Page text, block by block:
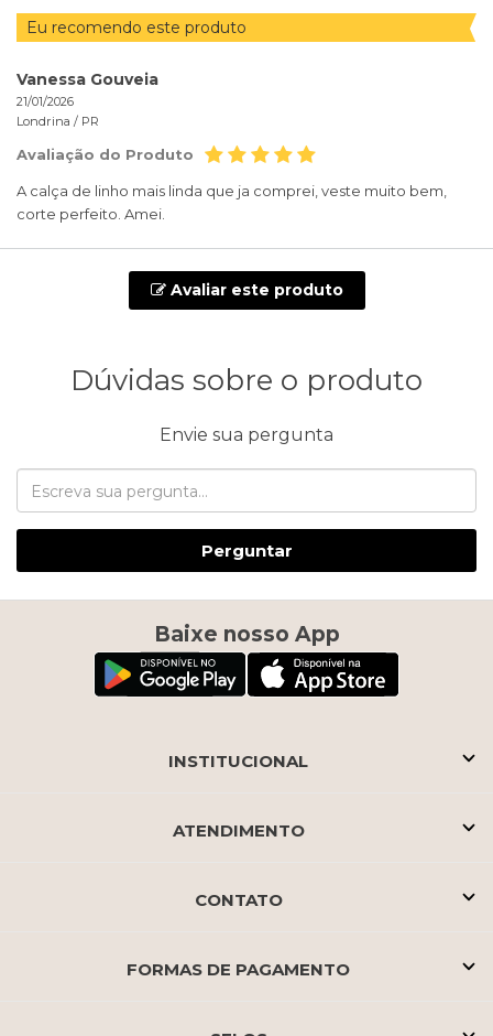
Eu recomendo este produto
Vanessa Gouveia
21/01/2026
Londrina / PR
Avaliação do Produto
A calça de linho mais linda que ja comprei, veste muito bem,
corte perfeito. Amei.
Avaliar este produto
Dúvidas sobre o produto
Envie sua pergunta
Perguntar
Baixe nosso App
INSTITUCIONAL
ATENDIMENTO
CONTATO
FORMAS DE PAGAMENTO